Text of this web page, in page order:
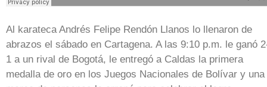
Al karateca Andrés Felipe Rendón Llanos lo llenaron de
abrazos el sábado en Cartagena. A las 9:10 p.m. le ganó
1 a un rival de Bogotá, le entregó a Caldas la primera
medalla de oro en los Juegos Nacionales de Bolívar y una